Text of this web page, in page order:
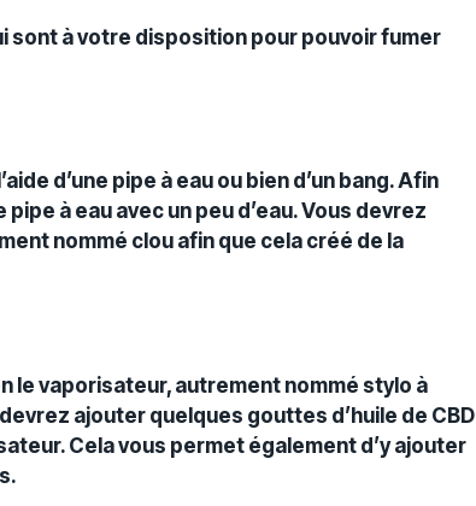
sont à votre disposition pour pouvoir fumer
d’une pipe à eau ou bien d’un bang. Afin
à eau avec un peu d’eau. Vous devrez
nommé clou afin que cela créé de la
le vaporisateur, autrement nommé stylo à
ajouter quelques gouttes d’huile de CBD
Cela vous permet également d’y ajouter